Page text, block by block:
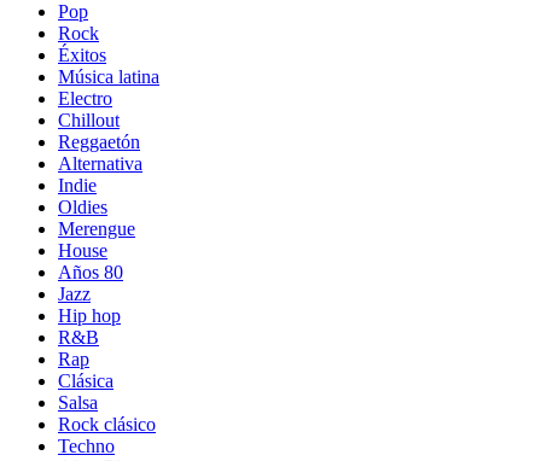
Pop
Rock
Éxitos
Música latina
Electro
Chillout
Reggaetón
Alternativa
Indie
Oldies
Merengue
House
Años 80
Jazz
Hip hop
R&B
Rap
Clásica
Salsa
Rock clásico
Techno